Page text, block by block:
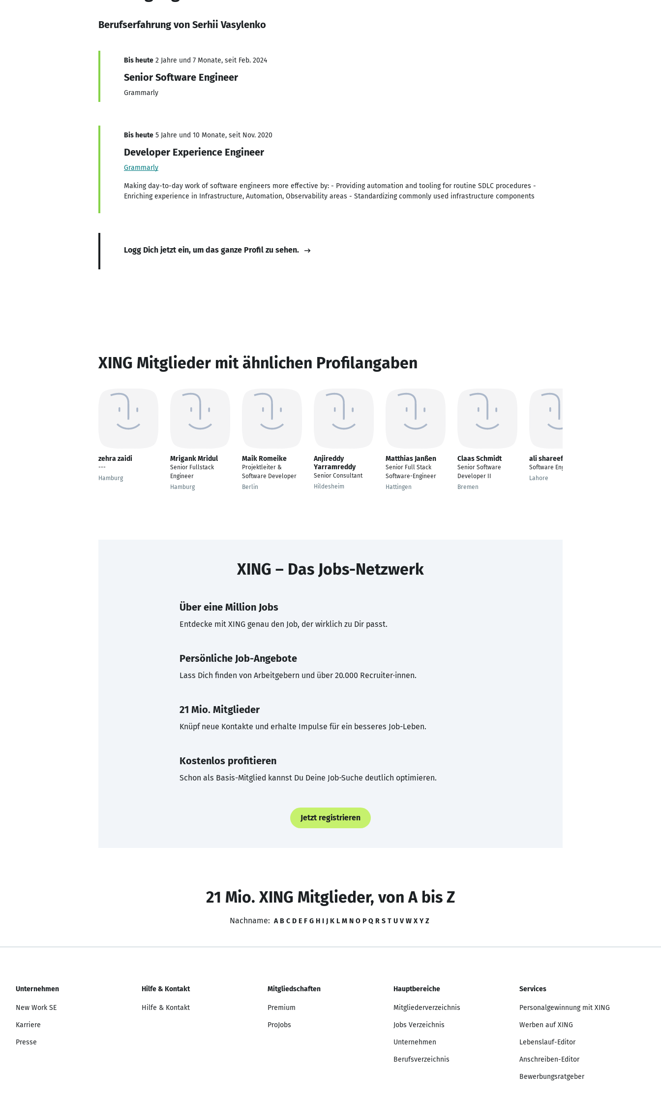
Berufserfahrung von Serhii Vasylenko
Bis heute 2 Jahre und 7 Monate, seit Feb. 2024
Senior Software Engineer
Grammarly
Bis heute 5 Jahre und 10 Monate, seit Nov. 2020
Developer Experience Engineer
Grammarly
Making day-to-day work of software engineers more effective by: - Providing automation and tooling for routine SDLC procedures -
Enriching experience in Infrastructure, Automation, Observability areas - Standardizing commonly used infrastructure components
Logg Dich jetzt ein, um das ganze Profil zu sehen.
XING Mitglieder mit ähnlichen Profilangaben
zehra zaidi
---
Hamburg
Mrigank Mridul
Senior Fullstack
Engineer
Hamburg
Maik Romeike
Projektleiter &
Software Developer
Berlin
Anjireddy
Yarramreddy
Senior Consultant
Hildesheim
Matthias Janßen
Senior Full Stack
Software-Engineer
Hattingen
Claas Schmidt
Senior Software
Developer II
Bremen
ali shareef
Software Engineer
Lahore
XING – Das Jobs-Netzwerk
Über eine Million Jobs
Entdecke mit XING genau den Job, der wirklich zu Dir passt.
Persönliche Job-Angebote
Lass Dich finden von Arbeitgebern und über 20.000 Recruiter·innen.
21 Mio. Mitglieder
Knüpf neue Kontakte und erhalte Impulse für ein besseres Job-Leben.
Kostenlos profitieren
Schon als Basis-Mitglied kannst Du Deine Job-Suche deutlich optimieren.
Jetzt registrieren
21 Mio. XING Mitglieder, von A bis Z
Nachname: A B C D E F G H I J K L M N O P Q R S T U V W X Y Z
Unternehmen
New Work SE
Karriere
Presse
Hilfe & Kontakt
Hilfe & Kontakt
Mitgliedschaften
Premium
ProJobs
Hauptbereiche
Mitgliederverzeichnis
Jobs Verzeichnis
Unternehmen
Berufsverzeichnis
Services
Personalgewinnung mit XING
Werben auf XING
Lebenslauf-Editor
Anschreiben-Editor
Bewerbungsratgeber